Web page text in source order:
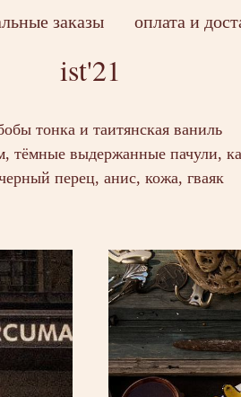
заказы оплата и
ist'21
тонка и таитянская ваниль
тёмные выдержанные пачули,
перец, анис, кожа, гваяк